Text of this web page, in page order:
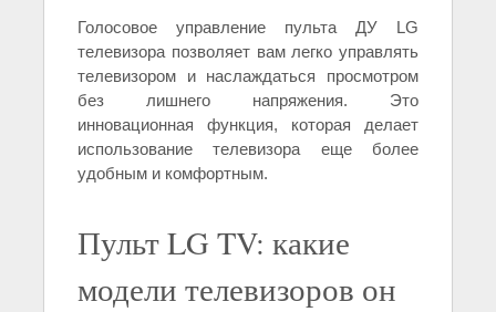
Голосовое управление пульта ДУ LG
телевизора позволяет вам легко управлять
телевизором и наслаждаться просмотром
без лишнего напряжения. Это
инновационная функция, которая делает
использование телевизора еще более
удобным и комфортным.
Пульт LG TV: какие
модели телевизоров он